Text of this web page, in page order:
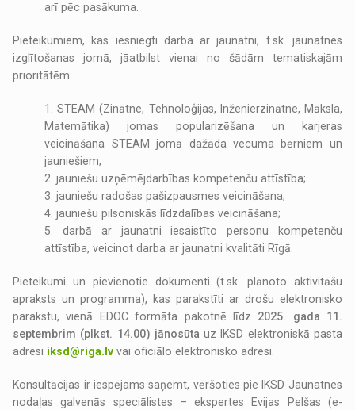
arī pēc pasākuma.
Pieteikumiem, kas iesniegti darba ar jaunatni, t.sk. jaunatnes
izglītošanas jomā, jāatbilst vienai no šādām tematiskajām
prioritātēm:
1. STEAM (Zinātne, Tehnoloģijas, Inženierzinātne, Māksla,
Matemātika) jomas popularizēšana un karjeras
veicināšana STEAM jomā dažāda vecuma bērniem un
jauniešiem;
2. jauniešu uzņēmējdarbības kompetenču attīstība;
3. jauniešu radošas pašizpausmes veicināšana;
4. jauniešu pilsoniskās līdzdalības veicināšana;
5. darbā ar jaunatni iesaistīto personu kompetenču
attīstība, veicinot darba ar jaunatni kvalitāti Rīgā.
Pieteikumi un pievienotie dokumenti (t.sk. plānoto aktivitāšu
apraksts un programma), kas parakstīti ar drošu elektronisko
parakstu, vienā EDOC formāta pakotnē līdz 2025. gada 11.
septembrim (plkst. 14.00) jānosūta uz IKSD elektroniskā pasta
adresi iksd@riga.lv vai oficiālo elektronisko adresi.
Konsultācijas ir iespējams saņemt, vēršoties pie IKSD Jaunatnes
nodaļas galvenās speciālistes – ekspertes Evijas Pelšas (e-